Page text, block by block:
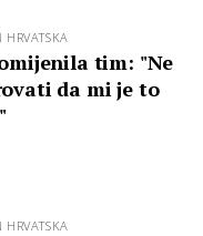
HRVATSKA
tim: "Ne
da mi je to
HRVATSKA